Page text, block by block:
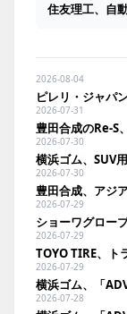
住友理工、自
2026-08-04
2026-07-31
2026-07-30
2026-07-30
豊田合成、アジ
2026-07-29
2026-07-29
2026-07-29
2026-07-28